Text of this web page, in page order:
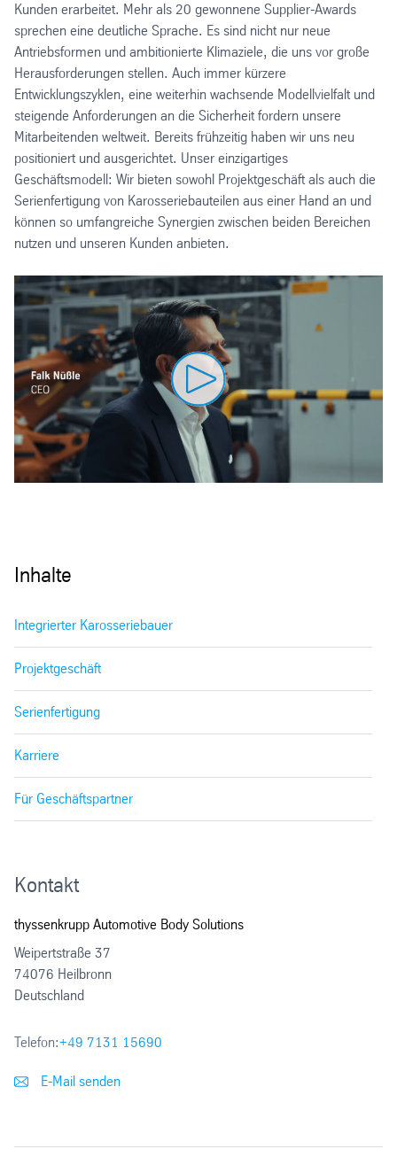
Kunden erarbeitet. Mehr als 20 gewonnene Supplier-Awards
sprechen eine deutliche Sprache. Es sind nicht nur neue
Antriebsformen und ambitionierte Klimaziele, die uns vor große
Herausforderungen stellen. Auch immer kürzere
Entwicklungszyklen, eine weiterhin wachsende Modellvielfalt und
steigende Anforderungen an die Sicherheit fordern unsere
Mitarbeitenden weltweit. Bereits frühzeitig haben wir uns neu
positioniert und ausgerichtet. Unser einzigartiges
Geschäftsmodell: Wir bieten sowohl Projektgeschäft als auch die
Serienfertigung von Karosseriebauteilen aus einer Hand an und
können so umfangreiche Synergien zwischen beiden Bereichen
nutzen und unseren Kunden anbieten.
Inhalte
Integrierter Karosseriebauer
Projektgeschäft
Serienfertigung
Karriere
Für Geschäftspartner
Kontakt
thyssenkrupp Automotive Body Solutions
Weipertstraße 37
74076 Heilbronn
Deutschland
Telefon:+49 7131 15690
E-Mail senden